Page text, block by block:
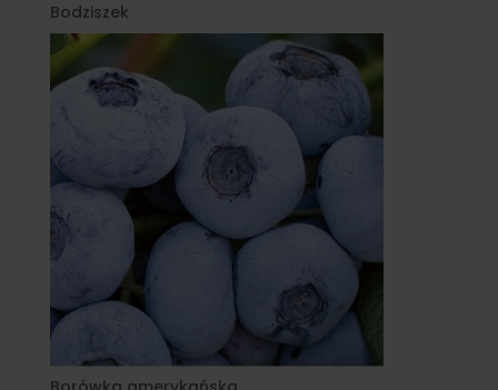
Bodziszek